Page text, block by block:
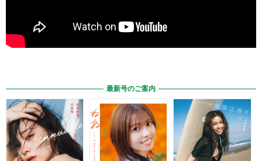
最新号のご案内